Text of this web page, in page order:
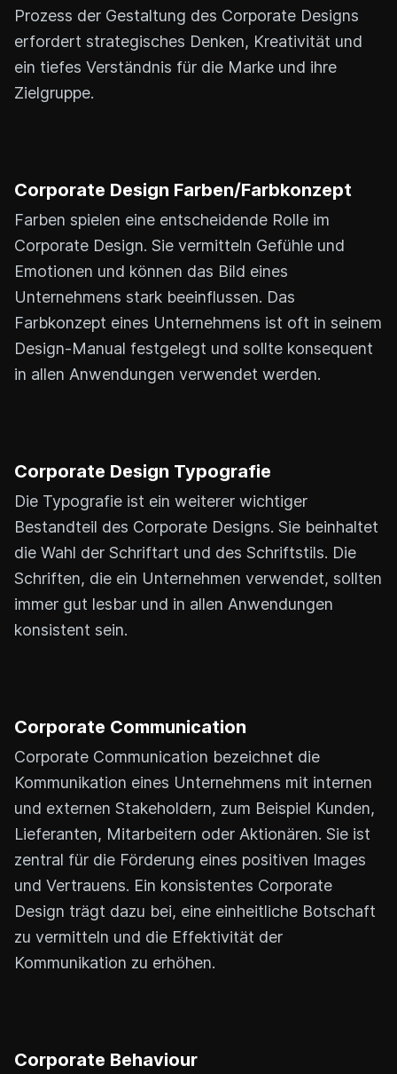
Prozess der Gestaltung des Corporate Designs
erfordert strategisches Denken, Kreativität und
ein tiefes Verständnis für die Marke und ihre
Zielgruppe.
Corporate Design Farben/Farbkonzept
Farben spielen eine entscheidende Rolle im
Corporate Design. Sie vermitteln Gefühle und
Emotionen und können das Bild eines
Unternehmens stark beeinflussen. Das
Farbkonzept eines Unternehmens ist oft in seinem
Design-Manual festgelegt und sollte konsequent
in allen Anwendungen verwendet werden.
Corporate Design Typografie
Die Typografie ist ein weiterer wichtiger
Bestandteil des Corporate Designs. Sie beinhaltet
die Wahl der Schriftart und des Schriftstils. Die
Schriften, die ein Unternehmen verwendet, sollten
immer gut lesbar und in allen Anwendungen
konsistent sein.
Corporate Communication
Corporate Communication bezeichnet die
Kommunikation eines Unternehmens mit internen
und externen Stakeholdern, zum Beispiel Kunden,
Lieferanten, Mitarbeitern oder Aktionären. Sie ist
zentral für die Förderung eines positiven Images
und Vertrauens. Ein konsistentes Corporate
Design trägt dazu bei, eine einheitliche Botschaft
zu vermitteln und die Effektivität der
Kommunikation zu erhöhen.
Corporate Behaviour